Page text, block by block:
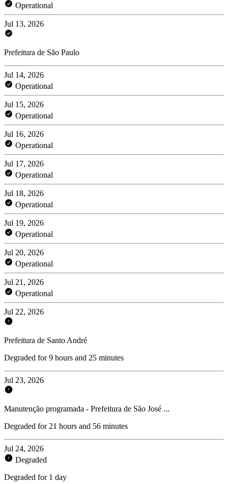
Operational
Jul 13, 2026
Prefeitura de São Paulo
Jul 14, 2026
Operational
Jul 15, 2026
Operational
Jul 16, 2026
Operational
Jul 17, 2026
Operational
Jul 18, 2026
Operational
Jul 19, 2026
Operational
Jul 20, 2026
Operational
Jul 21, 2026
Operational
Jul 22, 2026
Prefeitura de Santo André
Degraded for 9 hours and 25 minutes
Jul 23, 2026
Manutenção programada - Prefeitura de São José ...
Degraded for 21 hours and 56 minutes
Jul 24, 2026
Degraded
Degraded for 1 day